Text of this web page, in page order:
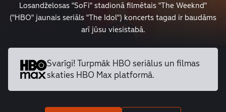
Losandželosas "SoFi" stadionā filmētais "The Weeknd"
("HBO" jaunais seriāls "The Idol") koncerts tagad ir baudāms
arī jūsu viesistabā.
Svarīgi! Turpmāk HBO seriālus un filmas
skaties HBO Max platformā.